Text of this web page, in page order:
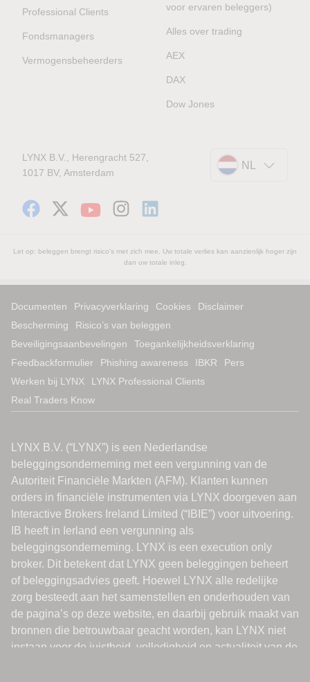
Professional Clients
Fondsmanagers
Vermogensbeheerders
voor ervaren beleggers)
Alles over trading
AEX
DAX
Dow Jones
LYNX B.V., Herengracht 527,
1017 BV, Amsterdam
NL
Let op: beleggen brengt risico's met zich mee. Uw totale verlies kan aanzienlijk hoger zijn
dan uw totale inleg.
Documenten Privacyverklaring Cookies
Disclaimer
Bescherming
Risico’s van beleggen
Beveiligingsaanbevelingen
Toegankelijkheidsverklaring
Feedbackformulier
Phishing awareness IBKR
Pers
Werken bij LYNX
LYNX Professional Clients
Real Traders Know